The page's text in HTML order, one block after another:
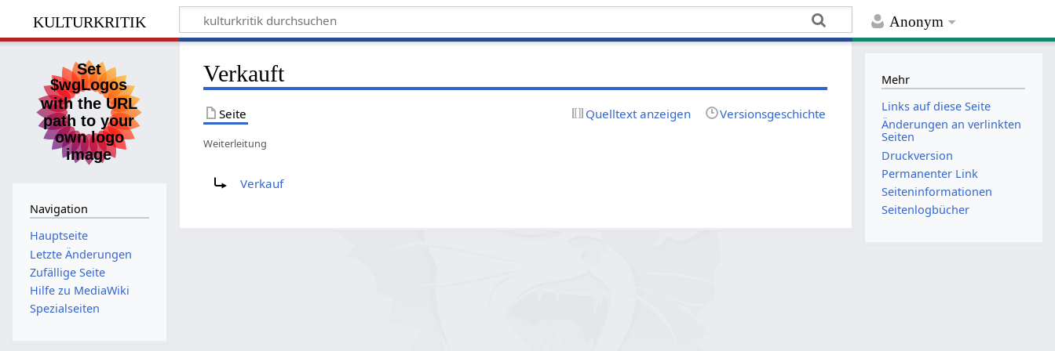
Anonym
kulturkritik
Verkauft
Seite Quelltext anzeigen Versionsgeschichte
Weiterleitung
Verkauf
Navigation
Hauptseite
Letzte Änderungen
Zufällige Seite
Hilfe zu MediaWiki
Spezialseiten
Mehr
Links auf diese Seite
Änderungen an verlinkten
Seiten
Druckversion
Permanenter Link
Seiten­­informationen
Seitenlogbücher